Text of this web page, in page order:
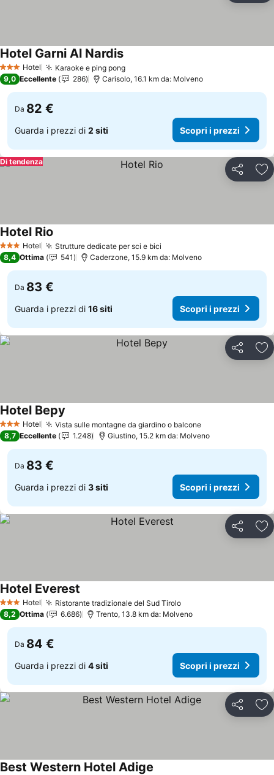
3 StelleHotel Karaoke e ping pongScopri i prezzi
Hotel Garni Al NardisScopri i prezzi
9,0 Eccellente 286 Carisolo, 16.1 km da: Molveno
Da 82 €
Guarda i prezzi di 2 siti Scopri i prezzi
Condividi
Di tendenza
3 StelleHotel Strutture dedicate per sci e bici
Hotel Rio
8,4 Ottima 541 Caderzone, 15.9 km da: Molveno
Da 83 €
Guarda i prezzi di 16 siti Scopri i prezzi
Condividi
3 StelleHotel Vista sulle montagne da giardino o balconeScopri i prezzi
Hotel Bepy
8,7 Eccellente 1.248 Giustino, 15.2 km da: Molveno
Da 83 €
Guarda i prezzi di 3 siti Scopri i prezzi
Condividi
3 StelleHotel Ristorante tradizionale del Sud TiroloScopri i prezzi
Hotel Everest
8,2 Ottima 6.686 Trento, 13.8 km da: Molveno
Da 84 €
Guarda i prezzi di 4 siti Scopri i prezzi
Condividi
Best Western Hotel Adige